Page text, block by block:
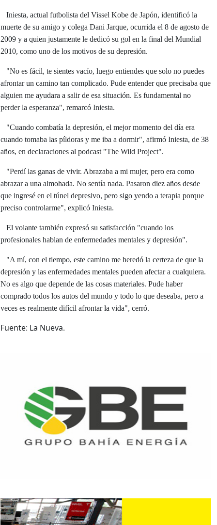
Iniesta, actual futbolista del Vissel Kobe de Japón, identificó la
muerte de su amigo y colega Dani Jarque, ocurrida el 8 de agosto de
2009 y a quien justamente le dedicó su gol en la final del Mundial
2010, como uno de los motivos de su depresión.
"No es fácil, te sientes vacío, luego entiendes que solo no puedes
afrontar un camino tan complicado. Pude entender que precisaba que
alguien me ayudara a salir de esa situación. Es fundamental no
perder la esperanza", remarcó Iniesta.
"Cuando combatía la depresión, el mejor momento del día era
cuando tomaba las píldoras y me iba a dormir", afirmó Iniesta, de 38
años, en declaraciones al podcast "The Wild Project".
"Perdí las ganas de vivir. Abrazaba a mi mujer, pero era como
abrazar a una almohada. No sentía nada. Pasaron diez años desde
que ingresé en el túnel depresivo, pero sigo yendo a terapia porque
preciso controlarme", explicó Iniesta.
El volante también expresó su satisfacción "cuando los
profesionales hablan de enfermedades mentales y depresión".
"A mí, con el tiempo, este camino me heredó la certeza de que la
depresión y las enfermedades mentales pueden afectar a cualquiera.
No es algo que depende de las cosas materiales. Pude haber
comprado todos los autos del mundo y todo lo que deseaba, pero a
veces es realmente difícil afrontar la vida", cerró.
Fuente: La Nueva.